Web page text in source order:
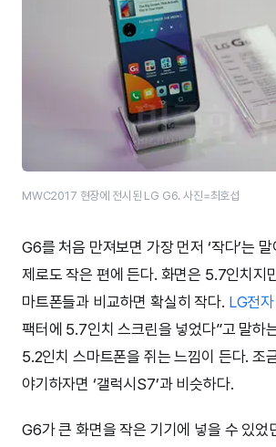
MWC2017 현장에 전시된 LG G6. 사진=최호섭
G6를 처음 만져보면 가장 먼저 ‘작다’는
제로도 작은 편에 든다. 화면은 5.7인치지
마트폰들과 비교하면 확실히 작다. LG전자
팩터에 5.7인치 스크린을 넣었다”고 말하
5.2인치 스마트폰을 쥐는 느낌이 든다. 조
야기하자면 ‘갤럭시S7’과 비슷하다.
G6가 큰 화면을 작은 기기에 넣을 수 있었